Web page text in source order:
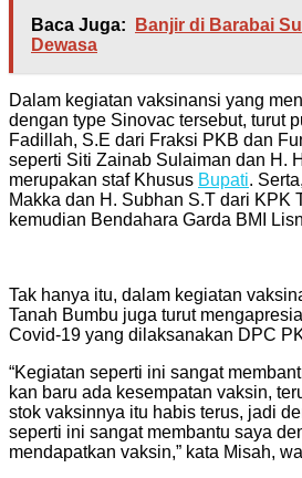
Baca Juga:
Banjir di Barabai
Dewasa
Dalam kegiatan vaksinansi yang
dengan type Sinovac tersebut, turut
Fadillah, S.E dari Fraksi PKB dan
seperti Siti Zainab Sulaiman dan H.
merupakan staf Khusus Bupati.
Makka dan H. Subhan S.T dari KPK
kemudian Bendahara Garda BMI
Tak hanya itu, dalam kegiatan
Tanah Bumbu juga turut
Covid-19 yang dilaksanakan DPC
“Kegiatan seperti ini sangat
kan baru ada kesempatan vaksin,
stok vaksinnya itu habis terus, jadi
seperti ini sangat membantu saya
mendapatkan vaksin,” kata Misah,